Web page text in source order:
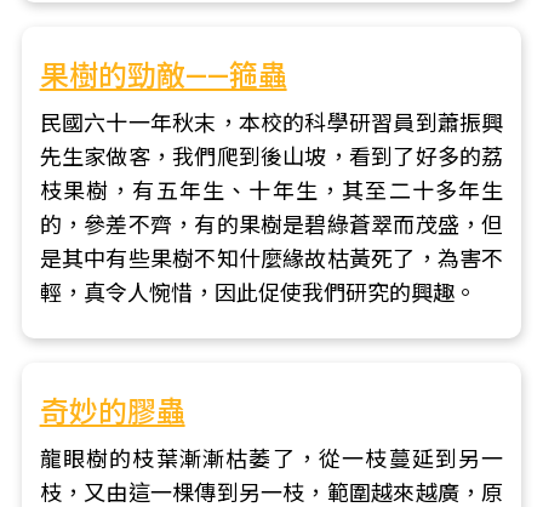
果樹的勁敵——箍蟲
民國六十一年秋末，本校的科學研習員到蕭振興
先生家做客，我們爬到後山坡，看到了好多的荔
枝果樹，有五年生、十年生，其至二十多年生
的，參差不齊，有的果樹是碧綠蒼翠而茂盛，但
是其中有些果樹不知什麼緣故枯黃死了，為害不
輕，真令人惋惜，因此促使我們研究的興趣。
奇妙的膠蟲
龍眼樹的枝葉漸漸枯萎了，從一枝蔓延到另一
枝，又由這一棵傳到另一枝，範圍越來越廣，原